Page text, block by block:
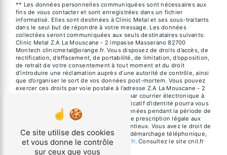
** Les données personnelles communiquées sont nécessaires aux
fins de vous contacter et sont enregistrées dans un fichier
informatisé. Elles sont destinées à Clinic Metal et ses sous-traitants
dans le seul but de répondre à votre message. Les données
collectées seront communiquées aux seuls destinataires suivants:
Clinic Metal Z.A La Mouscane - 2 impasse Masserano 82700
Montech clinicmetal@orange.fr. Vous disposez de droits d’accès, de
rectification, d’effacement, de portabilité, de limitation, d’opposition,
de retrait de votre consentement à tout moment et du droit
d’introduire une réclamation auprès d’une autorité de contrôle, ainsi
que d’organiser le sort de vos données post-mortem. Vous pouvez
exercer ces droits par voie postale à l'adresse Z.A La Mouscane - 2
impasse Masserano 82700 Montech ou par courrier électronique à
l'adresse clinicmetal@orange.fr. Un justificatif d'identité pourra vous
être demandé. Nous conservons vos données pendant la période de
prise de contact puis pendant la durée de prescription légale aux
fins probatoires et de gestion des contentieux. Vous avez le droit de
vous inscrire sur la liste d'opposition au démarchage téléphonique,
disponible à cette adresse:Bloctel.gouv.fr. Consultez le site cnil.fr
pour plus d’informations sur vos droits.
Ce site utilise des cookies
et vous donne le contrôle
sur ceux que vous